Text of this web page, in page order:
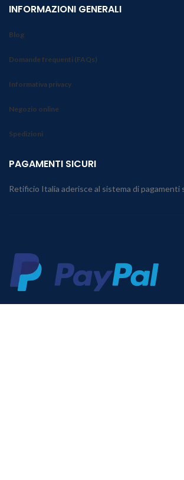
INFORMAZIONI GENERALI
Blog
Domande frequenti (FAQs)
Informativa privacy
Negozio online
Spedizioni
PAGAMENTI SICURI
Retificio Italia aderisce al sistema di pagamenti